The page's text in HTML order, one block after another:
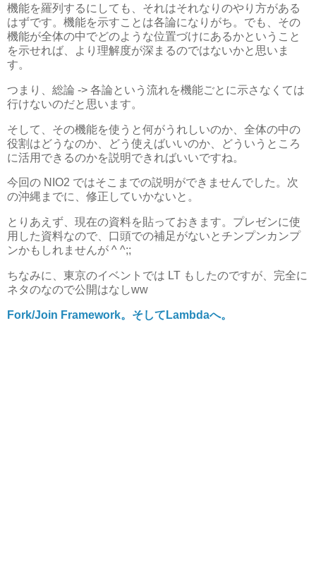
機能を羅列するにしても、それはそれなりのやり方がある
はずです。機能を示すことは各論になりがち。でも、その
機能が全体の中でどのような位置づけにあるかということ
を示せれば、より理解度が深まるのではないかと思いま
す。
つまり、総論 -> 各論という流れを機能ごとに示さなくては
行けないのだと思います。
そして、その機能を使うと何がうれしいのか、全体の中の
役割はどうなのか、どう使えばいいのか、どういうところ
に活用できるのかを説明できればいいですね。
今回の NIO2 ではそこまでの説明ができませんでした。次
の沖縄までに、修正していかないと。
とりあえず、現在の資料を貼っておきます。プレゼンに使
用した資料なので、口頭での補足がないとチンプンカンプ
ンかもしれませんが ^ ^;;
ちなみに、東京のイベントでは LT もしたのですが、完全に
ネタのなので公開はなしww
Fork/Join Framework。そしてLambdaへ。